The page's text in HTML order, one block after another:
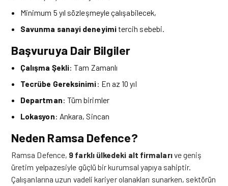
Minimum 5 yıl sözleşmeyle çalışabilecek,
Savunma sanayi deneyimitercih sebebi.
Başvuruya Dair Bilgiler
Çalışma Şekli: Tam Zamanlı
Tecrübe Gereksinimi: En az 10 yıl
Departman: Tüm birimler
Lokasyon: Ankara, Sincan
Neden Ramsa Defence?
Ramsa Defence, 9 farklı ülkedeki alt firmalarıve geniş
üretim yelpazesiyle güçlü bir kurumsal yapıya sahiptir.
Çalışanlarına uzun vadeli kariyer olanakları sunarken, sektörün